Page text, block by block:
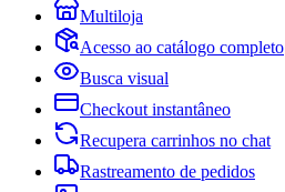
Multiloja
Acesso ao catálogo completo
Busca visual
Checkout instantâneo
Recupera carrinhos no chat
Rastreamento de pedidos